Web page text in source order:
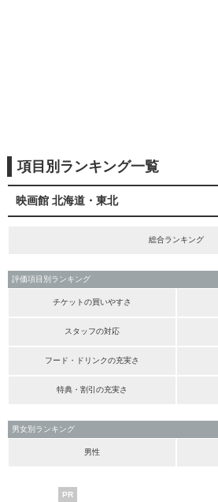
項目別ランキング一覧
映画館 北海道・東北
総合ランキング
評価項目別ランキング
チケットの買いやすさ
スタッフの対応
フード・ドリンクの充実さ
特典・割引の充実さ
男女別ランキング
男性
PR